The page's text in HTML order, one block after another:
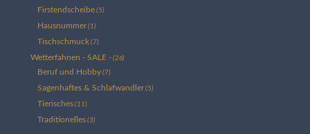
Firstendscheibe (5)
Hausnummer (1)
Tischschmuck (7)
Wetterfahnen - SALE - (26)
Beruf und Hobby (7)
Sagenhaftes & Schlafwandler (5)
Tierisches (11)
Traditionelles (3)